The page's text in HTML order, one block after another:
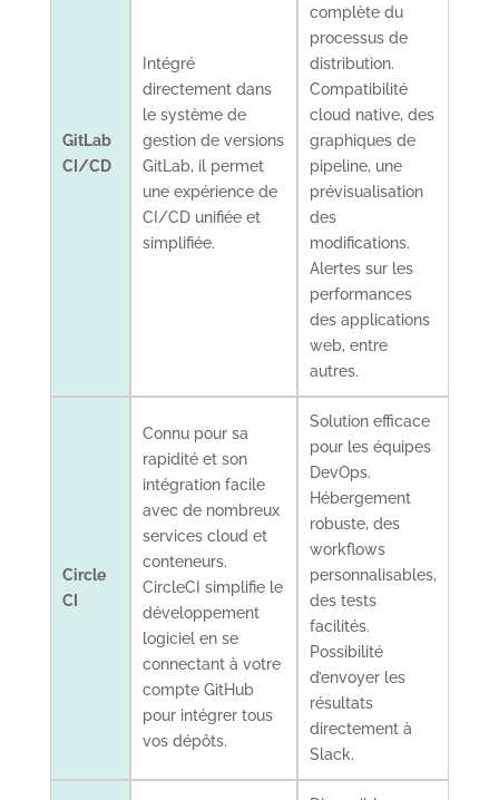
GitLab
CI/CD
Intégré
directement dans
le système de
gestion de versions
GitLab, il permet
une expérience de
CI/CD unifiée et
simplifiée.
complète du
processus de
distribution.
Compatibilité
cloud native, des
graphiques de
pipeline, une
prévisualisation
des
modifications.
Alertes sur les
performances
des applications
web, entre
autres.
Circle
CI
Connu pour sa
rapidité et son
intégration facile
avec de nombreux
services cloud et
conteneurs.
CircleCI simplifie le
développement
logiciel en se
connectant à votre
compte GitHub
pour intégrer tous
vos dépôts.
Solution efficace
pour les équipes
DevOps.
Hébergement
robuste, des
workflows
personnalisables,
des tests
facilités.
Possibilité
d’envoyer les
résultats
directement à
Slack.